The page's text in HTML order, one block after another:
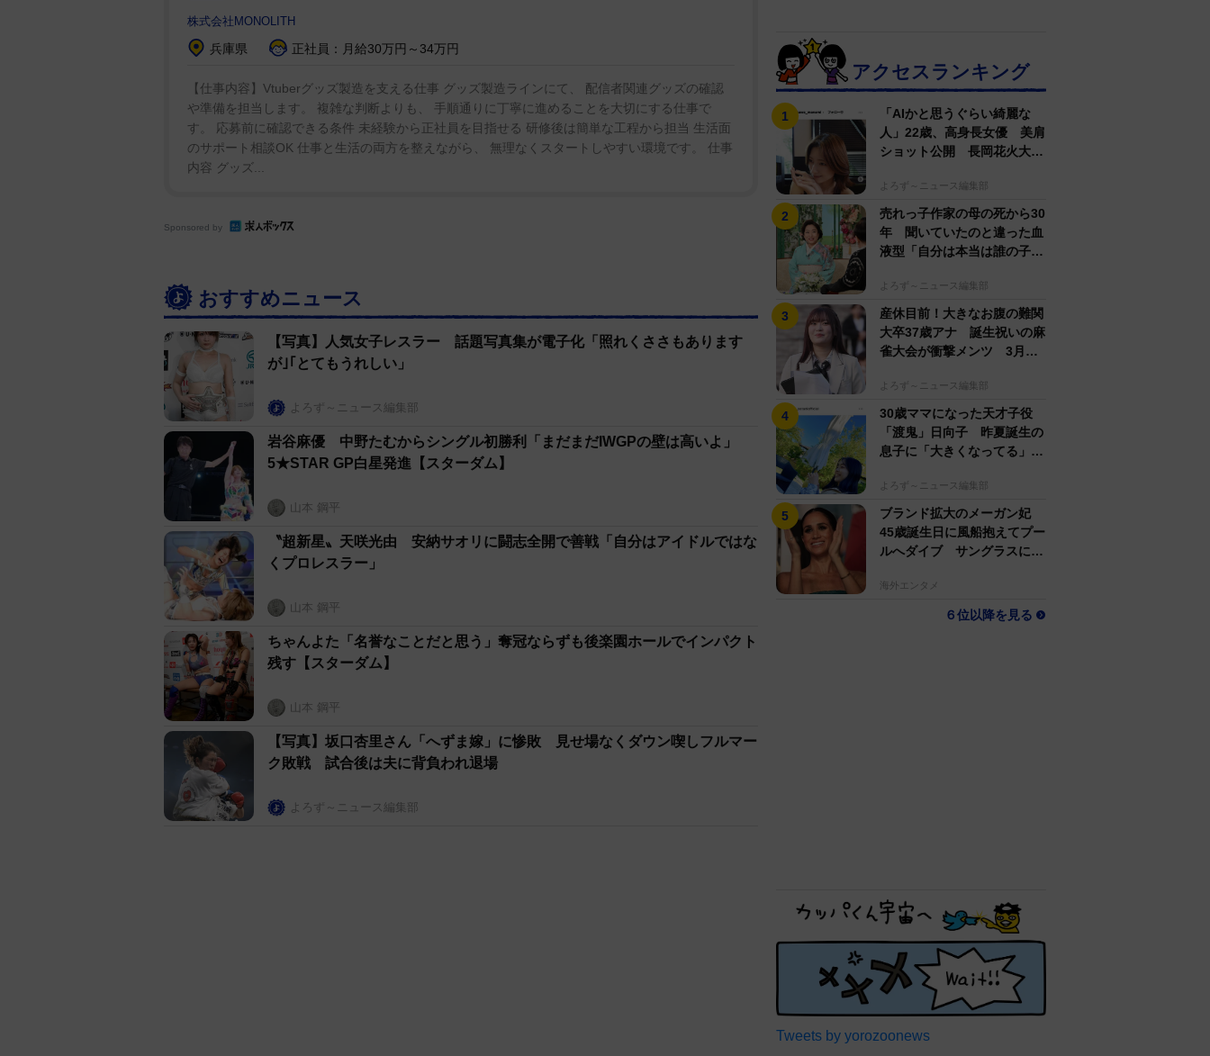
ぷちだと思いながら隙を見せず、でも楽しくやれた。ヘイト以外にですけど」と感慨に
浸った。
ワールド王座から陥落後、長髪をばっさりと切り、コスチュームを一新した。「髪が
長いと邪魔だし、プロレスラーらしくリングシューズで、ロングタイツも私が思い描く
〝ザ・プロレスラー〟の格好です。赤いベルトを取り返すため赤を基調に、気持ちがメ
初戴冠。２週間後に控えるタイトル戦は、初めて王者からベルトを奪取する好機だ。中
野は今大会リーグ戦全敗だったため、「全敗王者VS全勝挑戦者」というアンバランス
な構図でもある。中野の今夏成績をバックステージで初めて知り「え～全敗だった
の！」と驚いたが、気を取り直して「やっぱ私が巻くしかないでしょ。全部正していこ
うかな。皆が気持ち良く戦えるチャンピオンになりたい」と先を見据えた。〝女帝〟の
呼称通り、舞華が混沌とするスターダムを平定する。
株式会社MONOLITH
兵庫県 正社員：月給30万円～34万円
【仕事内容】Vtuberグッズ製造を支える仕事 グッズ製造ラインにて、 配信者関連グッズの確認
や準備を担当します。 複雑な判断よりも、 手順通りに丁寧に進めることを大切にする仕事で
す。 応募前に確認できる条件 未経験から正社員を目指せる 研修後は簡単な工程から担当 生活面
のサポート相談OK 仕事と生活の両方を整えながら、 無理なくスタートしやすい環境です。 仕事
内容 グッズ...
Sponsored by
おすすめニュース
【写真】人気女子レスラー 話題写真集が電子化「照れくささもあります
が｣｢とてもうれしい」
よろず～ニュース編集部
岩谷麻優 中野たむからシングル初勝利「まだまだIWGPの壁は高いよ」
5★STAR GP白星発進【スターダム】
山本 鋼平
〝超新星〟天咲光由 安納サオリに闘志全開で善戦「自分はアイドルではな
くプロレスラー」
山本 鋼平
ちゃんよた「名誉なことだと思う」奪冠ならずも後楽園ホールでインパクト
残す【スターダム】
山本 鋼平
【写真】坂口杏里さん「へずま嫁」に惨敗 見せ場なくダウン喫しフルマー
ク敗戦 試合後は夫に背負われ退場
よろず～ニュース編集部
アクセスランキング
「AIかと思うぐらい綺麗な
人」22歳、高身長女優 美肩
ショット公開 長岡花火大会
よろず～ニュース編集部
売れっ子作家の母の死から30
年 聞いていたのと違った血
液型「自分は本当は誰の子
よろず～ニュース編集部
産休目前！大きなお腹の難関
大卒37歳アナ 誕生祝いの麻
雀大会が衝撃メンツ 3月に
よろず～ニュース編集部
30歳ママになった天才子役
「渡鬼」日向子 昨夏誕生の
息子に「大きくなってる」愛
よろず～ニュース編集部
ブランド拡大のメーガン妃
45歳誕生日に風船抱えてプー
ルへダイブ サングラスにポ
海外エンタメ
６位以降を見る
Tweets by yorozoonews